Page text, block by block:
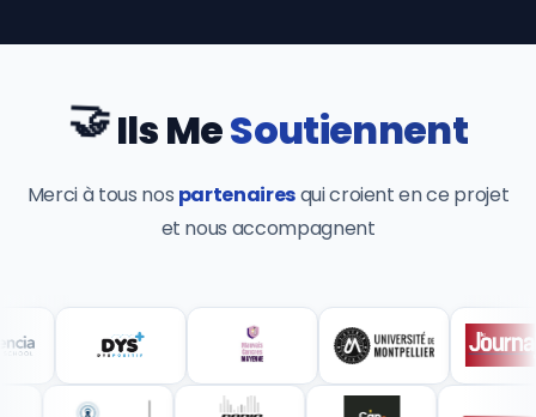
🤝Ils MeSoutiennent
Merci à tous nos partenairesqui croient en ce projet
et nous accompagnent